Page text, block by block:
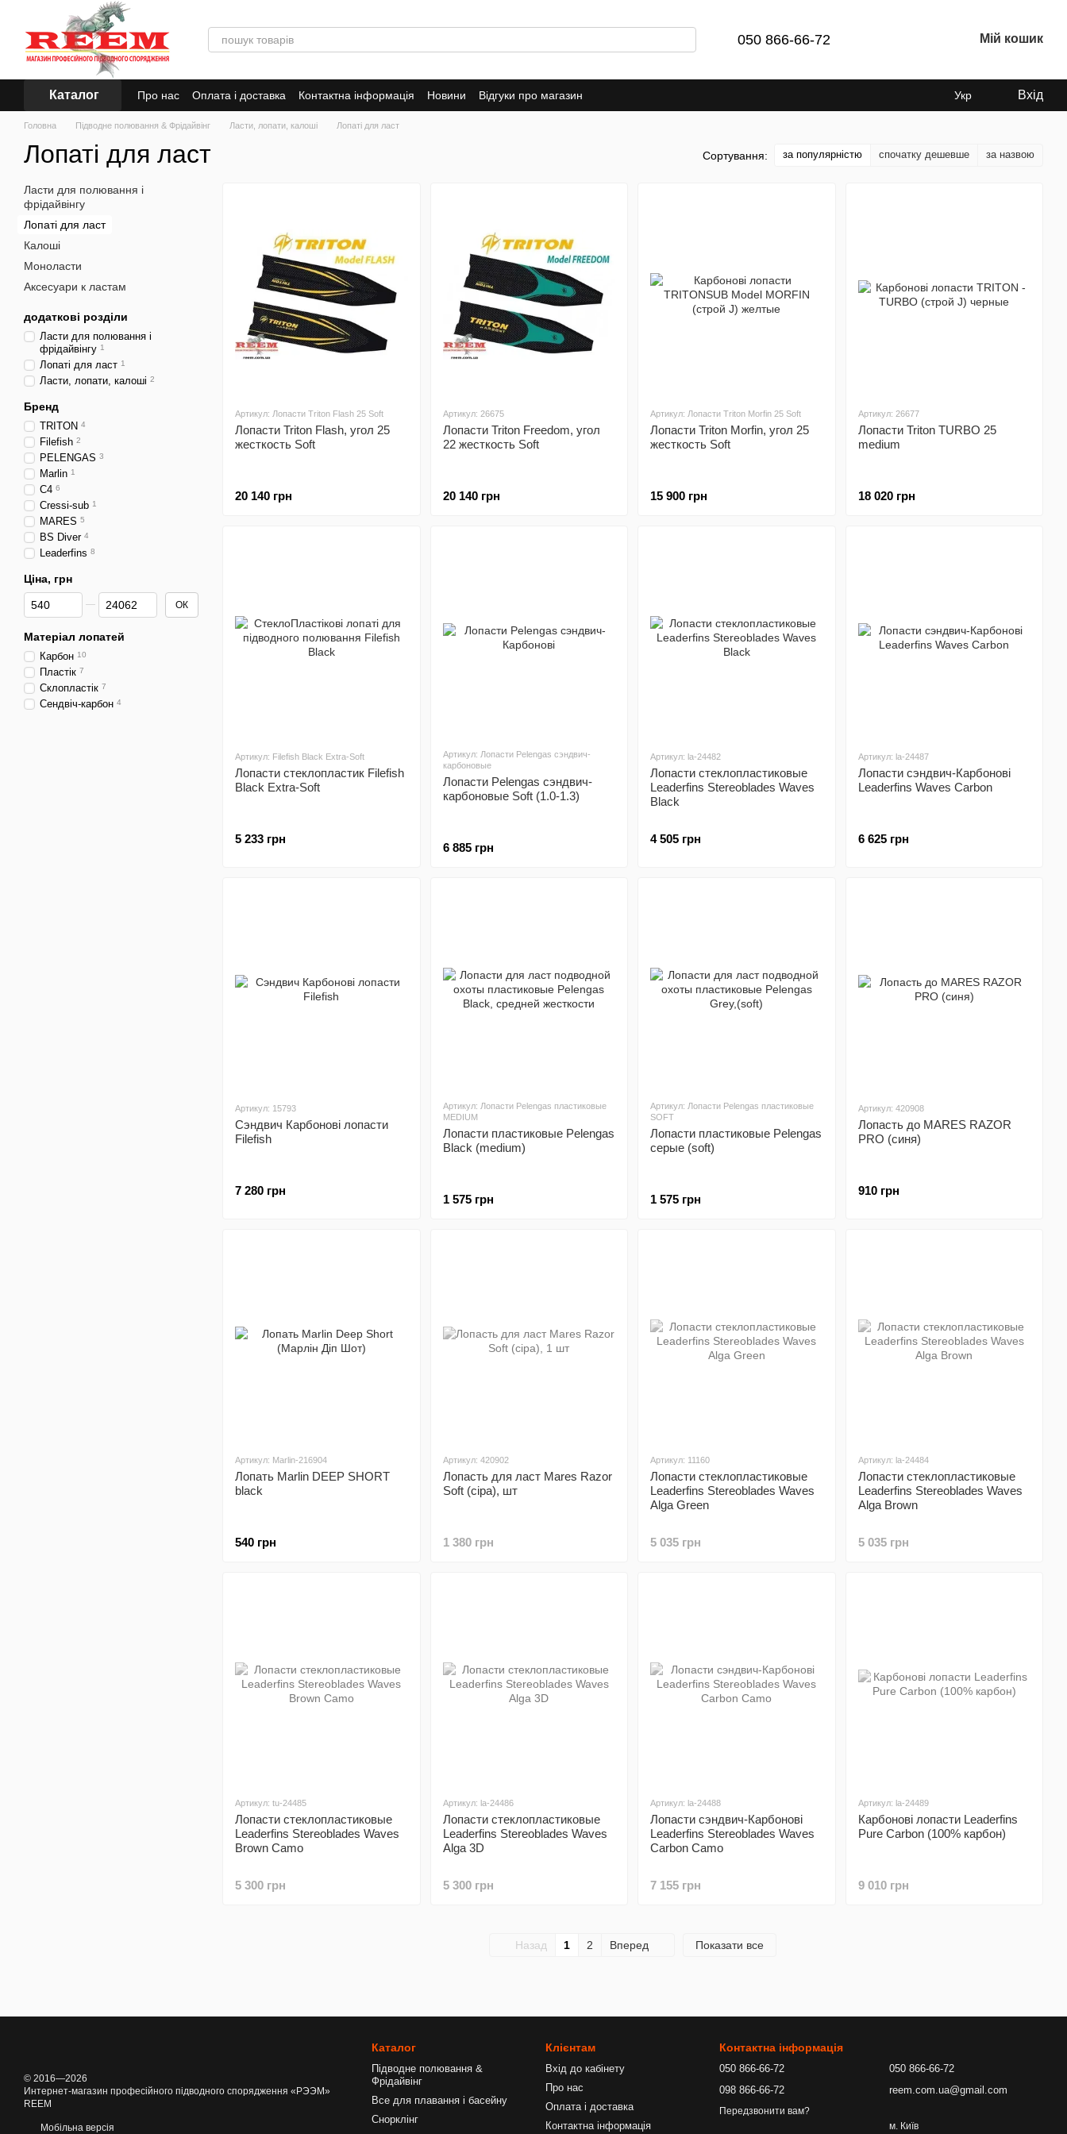
Перейти до основного контенту
050 866-66-72 Мій кошик
Каталог Про нас Оплата і доставка Контактна інформація Новини Відгуки про магазин Укр Вхід
Головна Підводне полювання & Фрідайвінг Ласти, лопати, калоші Лопаті для ласт
Лопаті для ласт Сортування: за популярністю спочатку дешевше за назвою
Артикул: Лопасти Triton Flash 25 Soft
Лопасти Triton Flash, угол 25
жесткость Soft
20 140 грн
Артикул: 26675
Лопасти Triton Freedom, угол
22 жесткость Soft
20 140 грн
Артикул: Лопасти Triton Morfin 25 Soft
Лопасти Triton Morfin, угол 25
жесткость Soft
15 900 грн
Артикул: 26677
Лопасти Triton TURBO 25
medium
18 020 грн
Артикул: Filefish Black Extra-Soft
Лопасти стеклопластик Filefish
Black Extra-Soft
5 233 грн
Артикул: Лопасти Pelengas сэндвич-
карбоновые
Лопасти Pelengas сэндвич-
карбоновые Soft (1.0-1.3)
6 885 грн
Артикул: la-24482
Лопасти стеклопластиковые
Leaderfins Stereoblades Waves
Black
4 505 грн
Артикул: la-24487
Лопасти сэндвич-Карбонові
Leaderfins Waves Carbon
6 625 грн
Артикул: 15793
Сэндвич Карбонові лопасти
Filefish
7 280 грн
Артикул: Лопасти Pelengas пластиковые
MEDIUM
Лопасти пластиковые Pelengas
Black (medium)
1 575 грн
Артикул: Лопасти Pelengas пластиковые
SOFT
Лопасти пластиковые Pelengas
серые (soft)
1 575 грн
Артикул: 420908
Лопасть до MARES RAZOR
PRO (синя)
910 грн
Артикул: Marlin-216904
Лопать Marlin DEEP SHORT
black
540 грн
Артикул: 420902
Лопасть для ласт Mares Razor
Soft (сіра), шт
1 380 грн
Артикул: 11160
Лопасти стеклопластиковые
Leaderfins Stereoblades Waves
Alga Green
5 035 грн
Артикул: la-24484
Лопасти стеклопластиковые
Leaderfins Stereoblades Waves
Alga Brown
5 035 грн
Артикул: tu-24485
Лопасти стеклопластиковые
Leaderfins Stereoblades Waves
Brown Camo
5 300 грн
Артикул: la-24486
Лопасти стеклопластиковые
Leaderfins Stereoblades Waves
Alga 3D
5 300 грн
Артикул: la-24488
Лопасти сэндвич-Карбонові
Leaderfins Stereoblades Waves
Carbon Camo
7 155 грн
Артикул: la-24489
Карбонові лопасти Leaderfins
Pure Carbon (100% карбон)
9 010 грн
Назад 1 2 Вперед Показати все
Ласти для полювання і
фрідайвінгу
Лопаті для ласт
Калоші
Моноласти
Аксесуари к ластам
додаткові розділи
Ласти для полювання і
фрідайвінгу 1
Лопаті для ласт 1
Ласти, лопати, калоші 2
Бренд
TRITON 4
Filefish 2
PELENGAS 3
Marlin 1
C4 6
Cressi-sub 1
MARES 5
BS Diver 4
Leaderfins 8
Ціна, грн
Від Ціна, грн
До Ціна, грн ОК
Матеріал лопатей
Карбон 10
Пластік 7
Склопластік 7
Сендвіч-карбон 4
© 2016—2026
Интернет-магазин професійного підводного спорядження «РЭЭМ»
REEM
Мобільна версія
Каталог
Підводне полювання &
Фрідайвінг
Все для плавання і басейну
Снорклінг
Клієнтам
Вхід до кабінету
Про нас
Оплата і доставка
Контактна інформація
Контактна інформація
050 866-66-72
098 866-66-72
Передзвонити вам?
050 866-66-72
reem.com.ua@gmail.com
м. Київ